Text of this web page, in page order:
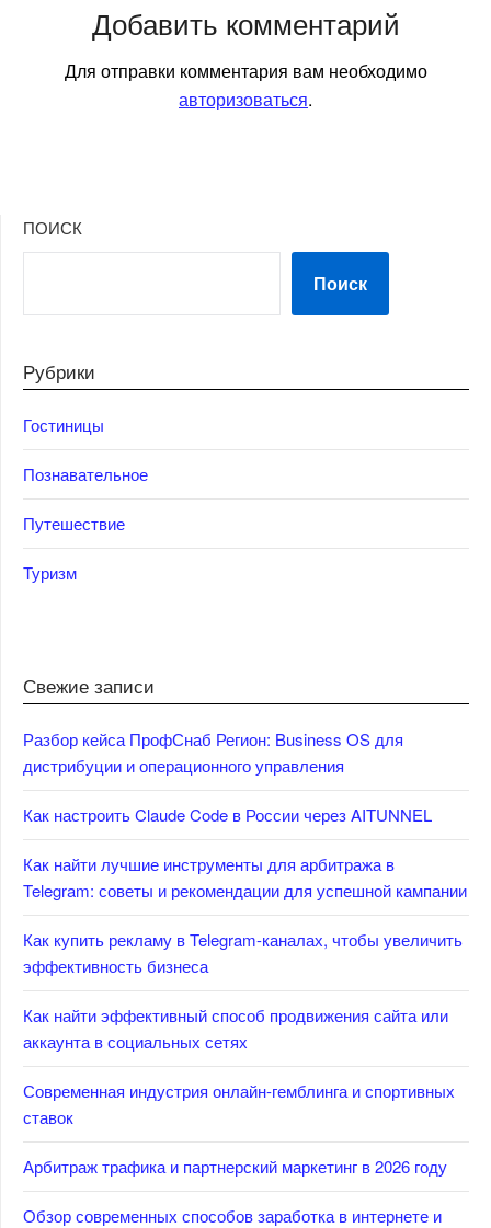
Добавить комментарий
Для отправки комментария вам необходимо
авторизоваться.
ПОИСК
Поиск
Рубрики
Гостиницы
Познавательное
Путешествие
Туризм
Свежие записи
Разбор кейса ПрофСнаб Регион: Business OS для
дистрибуции и операционного управления
Как настроить Claude Code в России через AITUNNEL
Как найти лучшие инструменты для арбитража в
Telegram: советы и рекомендации для успешной кампании
Как купить рекламу в Telegram-каналах, чтобы увеличить
эффективность бизнеса
Как найти эффективный способ продвижения сайта или
аккаунта в социальных сетях
Современная индустрия онлайн-гемблинга и спортивных
ставок
Арбитраж трафика и партнерский маркетинг в 2026 году
Обзор современных способов заработка в интернете и